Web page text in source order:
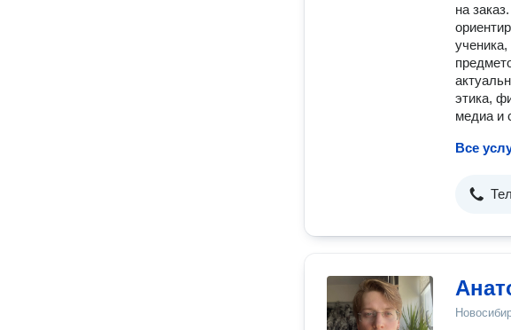
на
этика,
медиа и
Все